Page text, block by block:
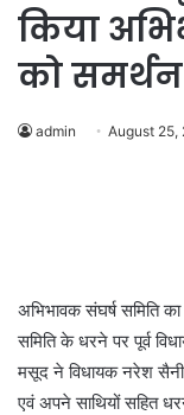
किया
को समर्थन
admin August 25,
अभिभावक संघर्ष समिति
समिति के धरने पर पूर्व
मसूद ने विधायक नरेश सैनी,
एवं अपने साथियों सहित